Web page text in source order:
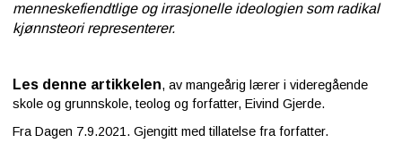
menneskefiendtlige og irrasjonelle ideologien som radikal
kjønnsteori representerer.
Les denne artikkelen, av mangeårig lærer i videregående
skole og grunnskole, teolog og forfatter, Eivind Gjerde.
Fra Dagen 7.9.2021. Gjengitt med tillatelse fra forfatter.